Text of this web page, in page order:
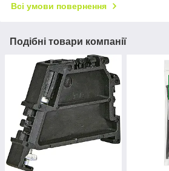
Всі умови повернення
Подібні товари компанії